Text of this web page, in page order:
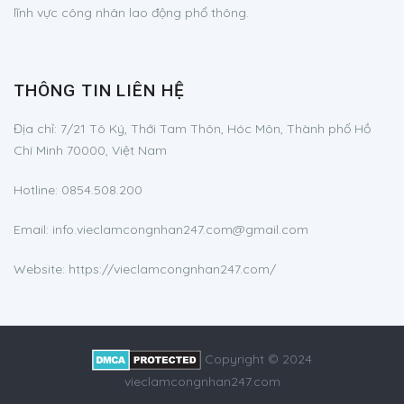
lĩnh vực công nhân lao động phổ thông.
THÔNG TIN LIÊN HỆ
Địa chỉ: 7/21 Tô Ký, Thới Tam Thôn, Hóc Môn, Thành phố Hồ
Chí Minh 70000, Việt Nam
Hotline: 0854.508.200
Email: info.vieclamcongnhan247.com@gmail.com
Website: https://vieclamcongnhan247.com/
Copyright © 2024
vieclamcongnhan247.com